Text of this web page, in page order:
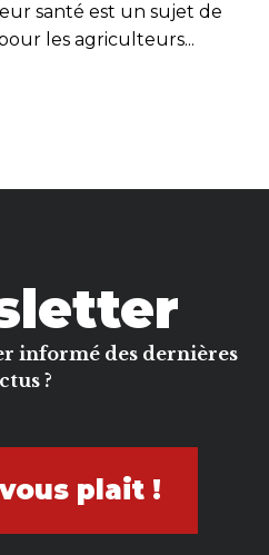
santé est un sujet de
les agriculteurs...
informé des dernières
?
plait !